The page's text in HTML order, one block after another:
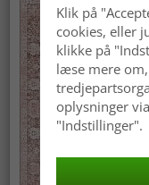
Klik på
cookies, eller
klikke på
læse mere
oplysninger
"Indstillinger".